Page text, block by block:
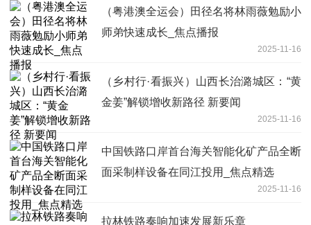
（粤港澳全运会）田径名将林雨薇勉励小
师弟快速成长_焦点播报
2025-11-16
（乡村行·看振兴）山西长治潞城区：“黄
金姜”解锁增收新路径 新要闻
2025-11-16
中国铁路口岸首台海关智能化矿产品全断
面采制样设备在同江投用_焦点精选
2025-11-16
拉林铁路奏响加速发展新乐章